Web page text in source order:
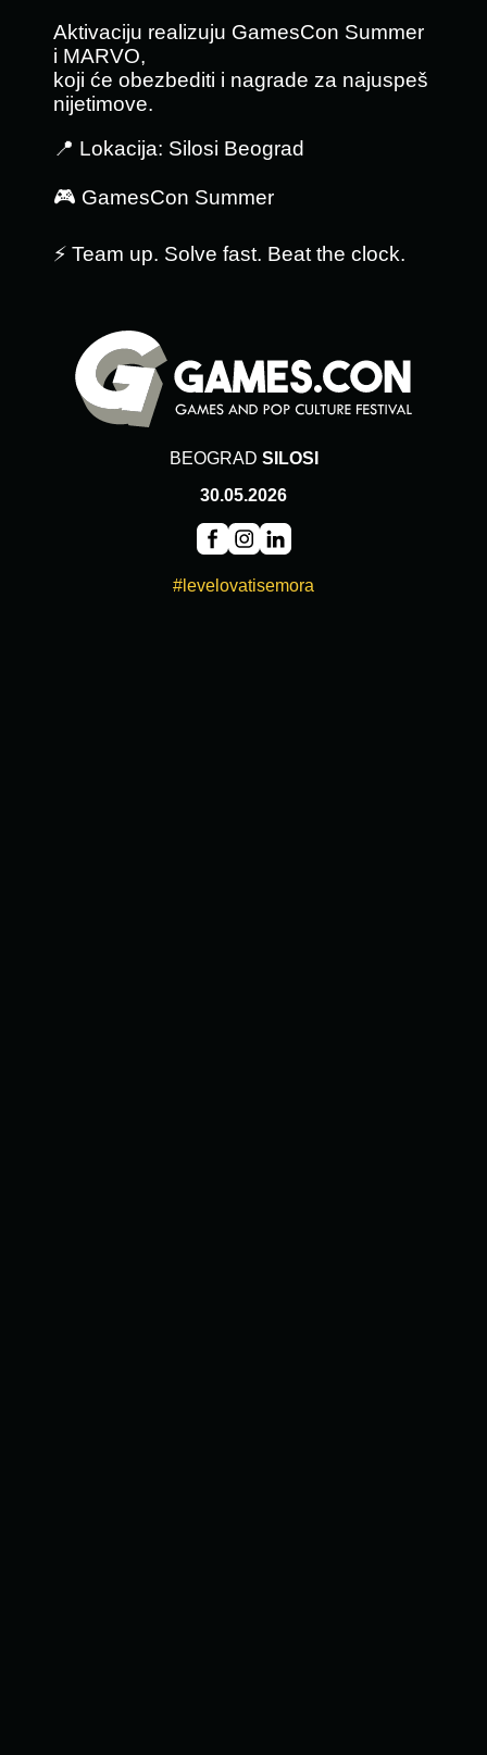
Aktivaciju realizuju GamesCon Summer
i MARVO,
koji će obezbediti i nagrade za najuspeš
nijetimove.
📍 Lokacija: Silosi Beograd
🎮 GamesCon Summer
⚡ Team up. Solve fast. Beat the clock.
BEOGRAD SILOSI
30.05.2026
#levelovatisemora